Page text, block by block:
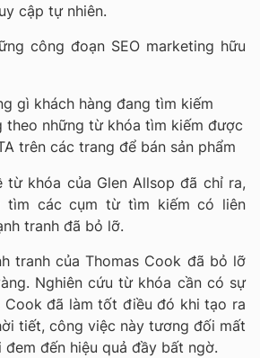
cập tự nhiên.
công đoạn SEO marketing hữu
gì khách hàng đang tìm kiếm
theo những từ khóa tìm kiếm được
trên các trang để bán sản phẩm
từ khóa của Glen Allsop đã chỉ ra,
tìm các cụm từ tìm kiếm có liên
tranh đã bỏ lỡ.
tranh của Thomas Cook đã bỏ lỡ
Nghiên cứu từ khóa cần có sự
Cook đã làm tốt điều đó khi tạo ra
tiết, công việc này tương đối mất
đến hiệu quả đầy bất ngờ.